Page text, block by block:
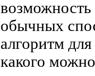
обычных
алгоритм
какого